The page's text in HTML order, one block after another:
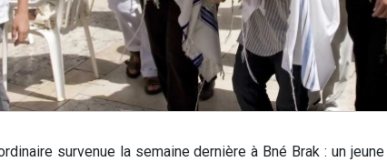
survenue la semaine dernière à Bné Brak : un